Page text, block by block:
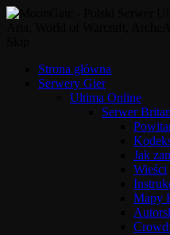
Strona główna
Serwery Gier
Ultima Online
Serwer
Jak
Wieści
Mapy